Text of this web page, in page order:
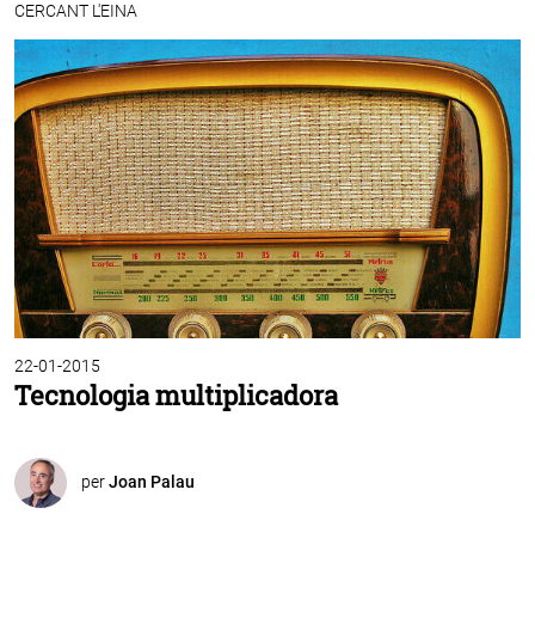
CERCANT L'EINA
22-01-2015
Tecnologia multiplicadora
perJoan Palau